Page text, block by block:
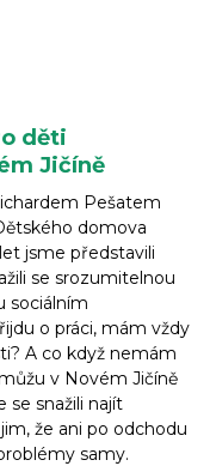
děti
Jičíně
Pešatem
domova
jsme představili
se srozumitelnou
sociálním
o práci, mám vždy
A co když nemám
v Novém Jičíně
se snažili najít
že ani po odchodu
samy.